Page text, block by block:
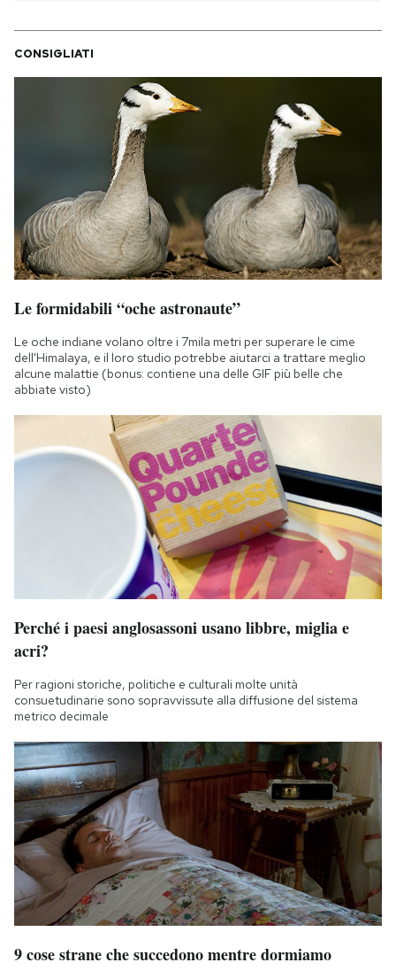
CONSIGLIATI
Le formidabili “oche astronaute”
Le oche indiane volano oltre i 7mila metri per superare le cime
dell'Himalaya, e il loro studio potrebbe aiutarci a trattare meglio
alcune malattie (bonus: contiene una delle GIF più belle che
abbiate visto)
Perché i paesi anglosassoni usano libbre, miglia e
acri?
Per ragioni storiche, politiche e culturali molte unità
consuetudinarie sono sopravvissute alla diffusione del sistema
metrico decimale
9 cose strane che succedono mentre dormiamo